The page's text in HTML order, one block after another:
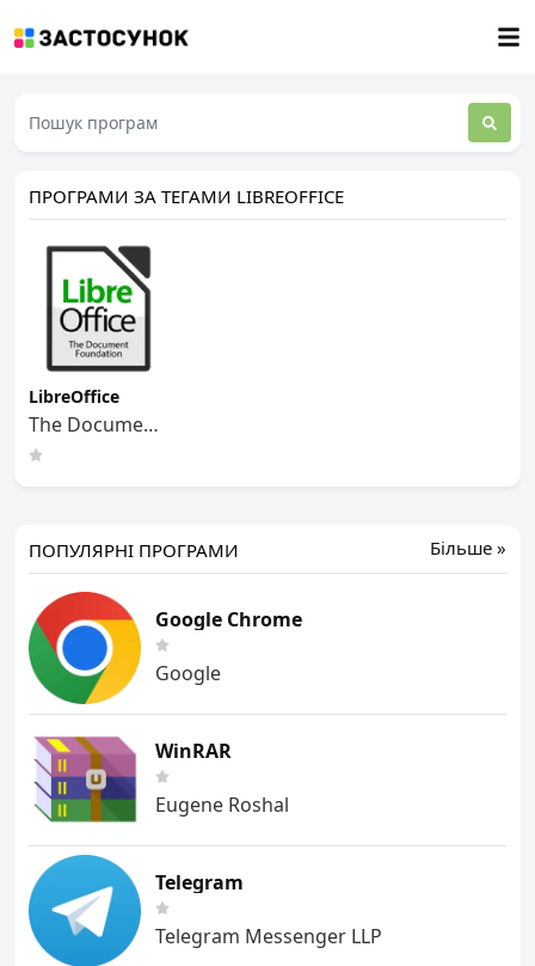
ПРОГРАМИ ЗА ТЕГАМИ LIBREOFFICE
LibreOffice
The Document
Foundation
Більше »
ПОПУЛЯРНІ ПРОГРАМИ
Google Chrome
Google
WinRAR
Eugene Roshal
Telegram
Telegram Messenger LLP